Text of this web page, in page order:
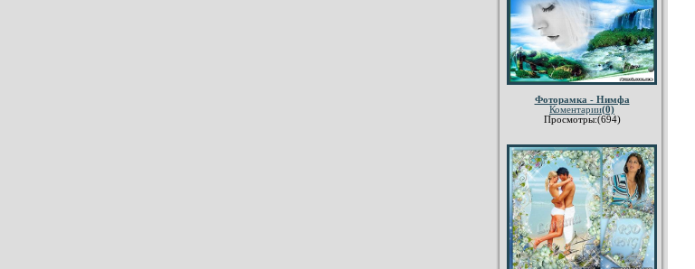
Фоторамка - Нимфа
Коментарии(0)
Просмотры:(694)